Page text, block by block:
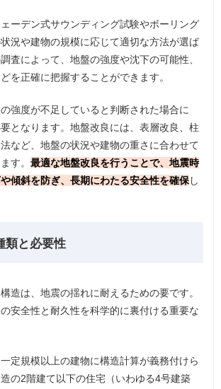
ーデン式サウンディング試験やボーリング
況や建物の規模に応じて適切な方法が選ば
査によって、地盤の強度や沈下の可能性、
を正確に把握することができます。
強度が不足していると判断された場合に
となります。地盤改良には、表層改良、柱
など、地盤の状況や建物の重さに合わせて
す。最適な地盤改良を行うことで、地震時
傾斜を防ぎ、長期にわたる安全性を確保し
類と必要性
造は、地震の揺れに耐えるための要です。
安全性と耐久性を科学的に裏付ける重要な
定規模以上の建物に構造計算が義務付けら
の2階建て以下の住宅（いわゆる4号建築